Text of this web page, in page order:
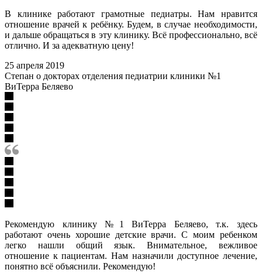
В клинике работают грамотные педиатры. Нам нравится
отношение врачей к ребёнку. Будем, в случае необходимости,
и дальше обращаться в эту клинику. Всё профессионально, всё
отлично. И за адекватную цену!
25 апреля 2019
Степан о докторах отделения педиатрии клиники №1
ВиТерра Беляево
Рекомендую клинику №1 ВиТерра Беляево, т.к. здесь
работают очень хорошие детские врачи. С моим ребенком
легко нашли общий язык. Внимательное, вежливое
отношение к пациентам. Нам назначили доступное лечение,
понятно всё объяснили. Рекомендую!